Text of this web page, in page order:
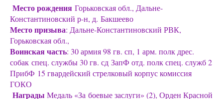
Место рождения Горьковская обл., Дальне-
Константиновский р-н, д. Бакшеево
Место призыва: Дальне-Константиновский РВК,
Горьковская обл.,
Воинская часть: 30 армия 98 гв. сп, 1 арм. полк дрес.
собак спец. службы 30 гв. сд ЗапФ отд. полк спец. служб 2
ПрибФ 15 гвардейский стрелковый корпус комиссия
ГОКО
Награды Медаль «За боевые заслуги» (2), Орден Красной